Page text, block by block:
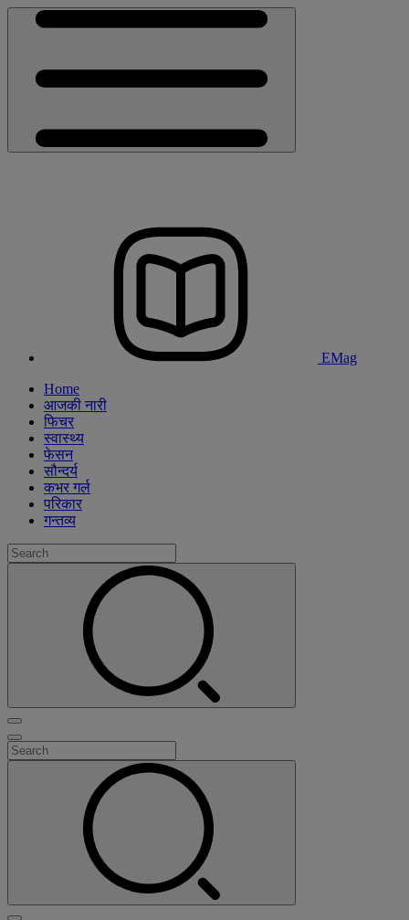
EMag
Home
आजकी नारी
फिचर
स्वास्थ्य
फेसन
सौन्दर्य
कभर गर्ल
परिकार
गन्तव्य